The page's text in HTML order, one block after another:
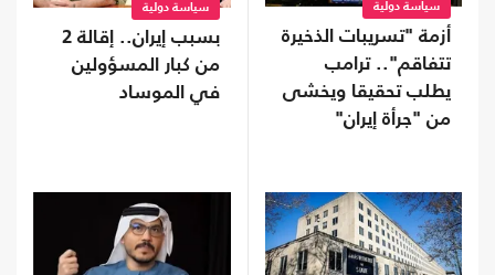
سياسة دولية
أزمة "تسريبات الذخيرة
تتفاقم".. ترامب
يطلب تحقيقا ويخشى
من "جرأة إيران"
سياسة دولية
بسبب إيران.. إقالة 2
من كبار المسؤولين
في الموساد